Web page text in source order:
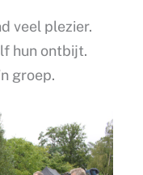
veel plezier.
hun ontbijt.
groep.